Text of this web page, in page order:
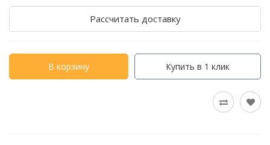
Рассчитать доставку
В корзину Купить в 1 клик